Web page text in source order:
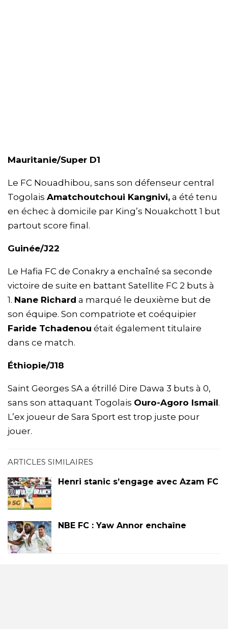
Mauritanie/Super D1
Le FC Nouadhibou, sans son défenseur central
Togolais Amatchoutchoui Kangnivi, a été tenu
en échec à domicile par King’s Nouakchott 1 but
partout score final.
Guinée/J22
Le Hafia FC de Conakry a enchaîné sa seconde
victoire de suite en battant Satellite FC 2 buts à
1. Nane Richard a marqué le deuxième but de
son équipe. Son compatriote et coéquipier
Faride Tchadenou était également titulaire
dans ce match.
Éthiopie/J18
Saint Georges SA a étrillé Dire Dawa 3 buts à 0,
sans son attaquant Togolais Ouro-Agoro Ismail.
L’ex joueur de Sara Sport est trop juste pour
jouer.
ARTICLES SIMILAIRES
Henri stanic s’engage avec Azam FC
NBE FC : Yaw Annor enchaîne